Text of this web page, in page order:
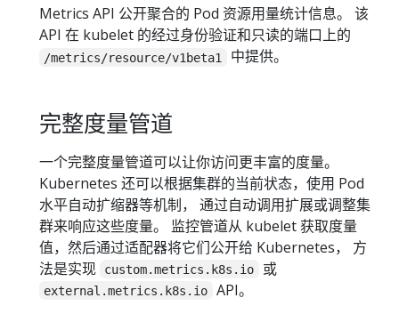
Metrics API 公开聚合的 Pod 资源用量统计信息。 该
API 在 kubelet 的经过身份验证和只读的端口上的
/metrics/resource/v1beta1 中提供。
完整度量管道
一个完整度量管道可以让你访问更丰富的度量。
Kubernetes 还可以根据集群的当前状态，使用 Pod
水平自动扩缩器等机制， 通过自动调用扩展或调整集
群来响应这些度量。 监控管道从 kubelet 获取度量
值，然后通过适配器将它们公开给 Kubernetes， 方
法是实现
custom.metrics.k8s.io 或
external.metrics.k8s.io
API。